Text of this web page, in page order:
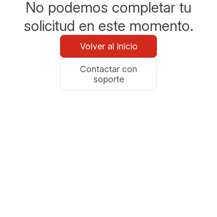
No podemos completar tu
solicitud en este momento.
Volver al inicio
Contactar con
soporte